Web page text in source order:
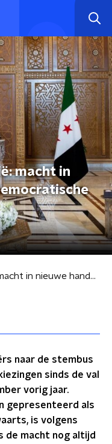
macht in
Verkiezingen in Syrië: macht in nieuwe handen of democratische doorbraak?
naar de stembus
sinds de val
vorig jaar.
gepresenteerd als
is volgens
de macht nog altijd